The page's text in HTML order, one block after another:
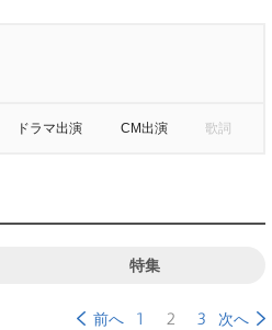
ドラマ出演 CM出演 歌詞
特集
前へ 1 2 3 次へ